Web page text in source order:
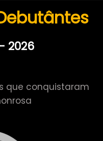
2026
que conquistaram